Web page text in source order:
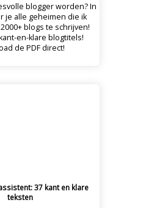
blogger worden? In
je alle geheimen die ik
blogs te schrijven!
en-klare blogtitels!
de PDF direct!
37 kant en klare
teksten